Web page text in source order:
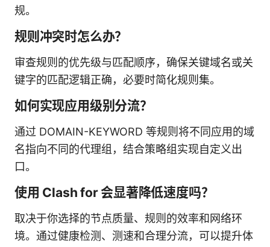
规。
规则冲突时怎么办？
审查规则的优先级与匹配顺序，确保关键域名或关
键字的匹配逻辑正确，必要时简化规则集。
如何实现应用级别分流？
通过 DOMAIN-KEYWORD 等规则将不同应用的域
名指向不同的代理组，结合策略组实现自定义出
口。
使用 Clash for 会显著降低速度吗？
取决于你选择的节点质量、规则的效率和网络环
境。通过健康检测、测速和合理分流，可以提升体